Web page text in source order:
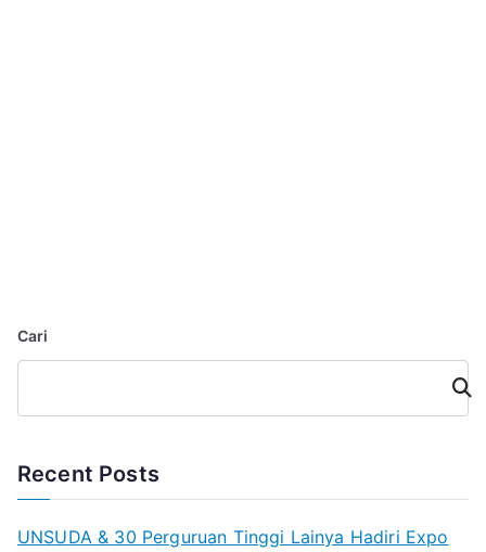
Cari
Cari
Recent Posts
UNSUDA & 30 Perguruan Tinggi Lainya Hadiri Expo